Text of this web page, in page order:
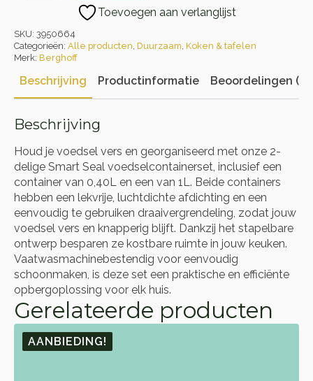
voedselcontainersetToevoegen aan verlanglijst
SKU: 3950664
Categorieën: Alle producten, Duurzaam, Koken & tafelen
Merk: Berghoff
Beschrijving Productinformatie Beoordelingen (0)
Beschrijving
Houd je voedsel vers en georganiseerd met onze 2-
delige Smart Seal voedselcontainerset, inclusief een
container van 0,40L en een van 1L. Beide containers
hebben een lekvrije, luchtdichte afdichting en een
eenvoudig te gebruiken draaivergrendeling, zodat jouw
voedsel vers en knapperig blijft. Dankzij het stapelbare
ontwerp besparen ze kostbare ruimte in jouw keuken.
Vaatwasmachinebestendig voor eenvoudig
schoonmaken, is deze set een praktische en efficiënte
opbergoplossing voor elk huis.
Gerelateerde producten
AANBIEDING!